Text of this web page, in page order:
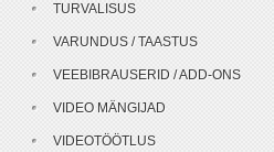
TURVALISUS
VARUNDUS / TAASTUS
VEEBIBRAUSERID / ADD-ONS
VIDEO MÄNGIJAD
VIDEOTÖÖTLUS